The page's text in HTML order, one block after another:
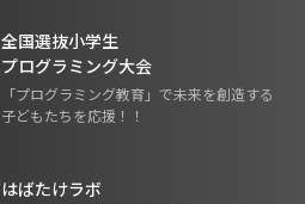
全国選抜小学生
プログラミング大会
「プログラミング教育」で未来を創造する
子どもたちを応援！！
はばたけラボ